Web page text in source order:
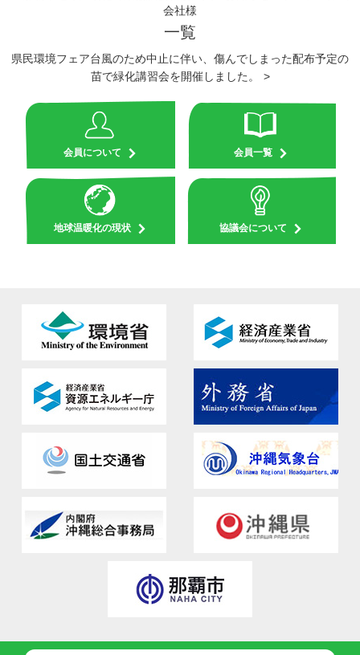
会社様
一覧
県民環境フェア台風のため中止に伴い、傷んでしまった配布予定の
苗で緑化講習会を開催しました。
会員について 会員一覧
地球温暖化の現状 協議会について